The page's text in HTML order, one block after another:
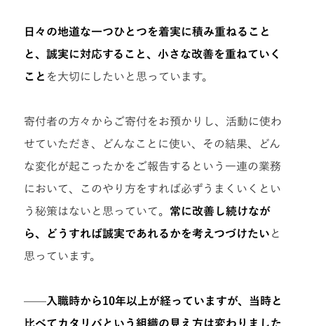
日々の地道な一つひとつを着実に積み重ねること
と、誠実に対応すること、小さな改善を重ねていく
こと を大切にしたいと思っています。
寄付者の方々からご寄付をお預かりし、活動に使わ
せていただき、どんなことに使い、その結果、どん
な変化が起こったかをご報告するという一連の業務
において、このやり方をすれば必ずうまくいくとい
う秘策はないと思っていて。 常に改善し続けなが
ら、どうすれば誠実であれるかを考えつづけたい と
思っています。
——入職時から10年以上が経っていますが、当時と
比べてカタリバという組織の見え方は変わりました